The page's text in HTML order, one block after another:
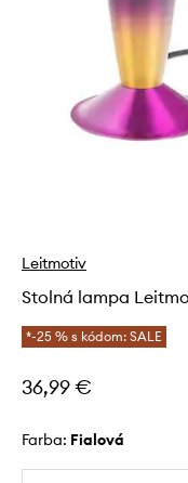
Leitmotiv
Stolná lampa
*-25 % s kódom: SALE
36,99 €
Farba: fialová